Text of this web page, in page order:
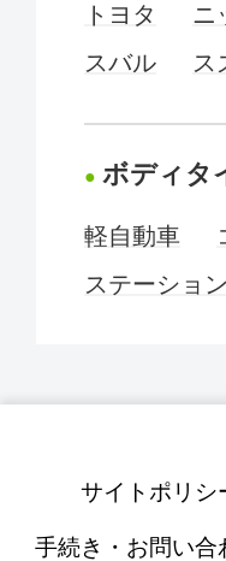
トヨタ ニ
スバル
ス
ボディタ
軽自動車
ステーショ
サイトポリシ
手続き・お問い合